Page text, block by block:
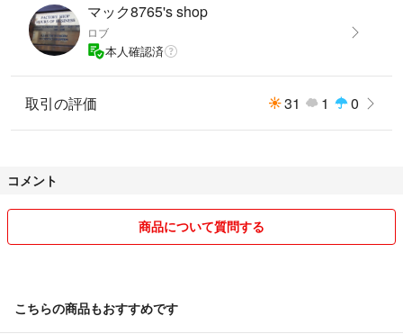
マック8765's shop
ロブ
本人確認済
取引の評価 31 1 0
コメント
商品について質問する
こちらの商品もおすすめです